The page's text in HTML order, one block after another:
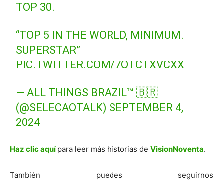
TOP 30.
“TOP 5 IN THE WORLD, MINIMUM.
SUPERSTAR”
PIC.TWITTER.COM/7OTCTXVCXX
— ALL THINGS BRAZIL™ 🇧🇷
(@SELECAOTALK) SEPTEMBER 4,
2024
Haz clic aquí para leer más historias de VisionNoventa.
También puedes seguirnos